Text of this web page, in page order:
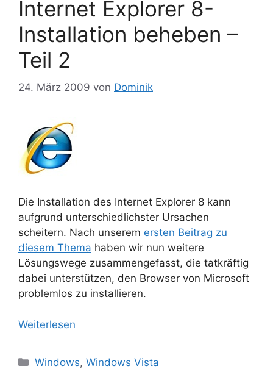
Internet Explorer 8-
Installation beheben –
Teil 2
24. März 2009 von Dominik
Die Installation des Internet Explorer 8 kann
aufgrund unterschiedlichster Ursachen
scheitern. Nach unserem ersten Beitrag zu
diesem Thema haben wir nun weitere
Lösungswege zusammengefasst, die tatkräftig
dabei unterstützen, den Browser von Microsoft
problemlos zu installieren.
Weiterlesen
Kategorien
Windows,Windows Vista